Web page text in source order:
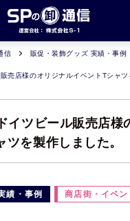
信
販促・装飾グッズ 実績・事例
売店様のオリジナルイベントTシャツ
イツビール販売店様
を製作しました。
績・事例
商店街・イベン